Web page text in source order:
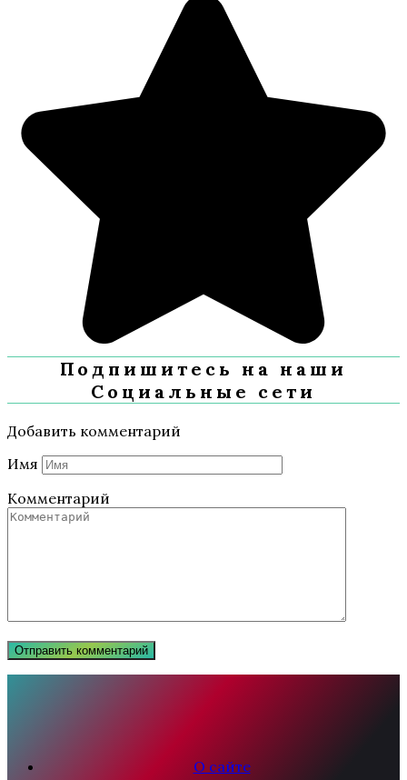
Подпишитесь на наши
Социальные сети
Добавить комментарий
Имя
Комментарий
О сайте